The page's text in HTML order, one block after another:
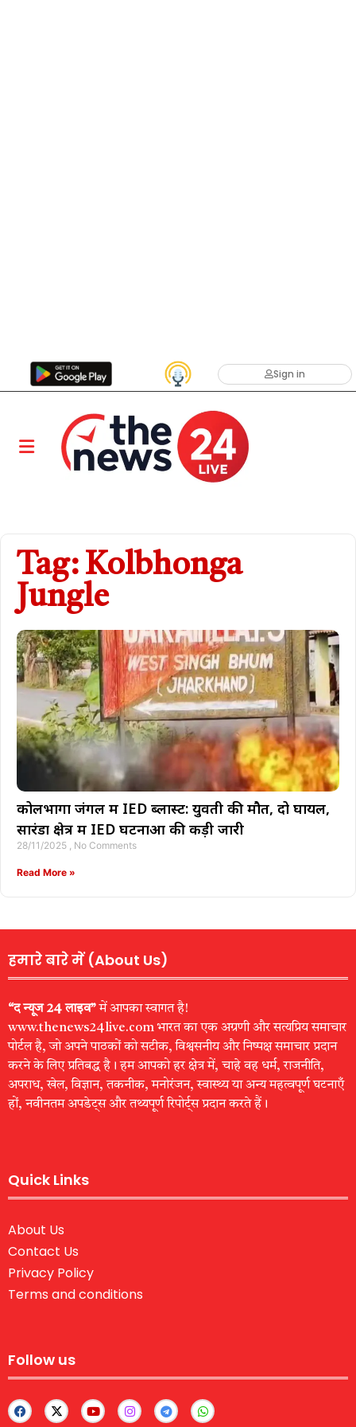
Sign in
Tag: Kolbhonga
Jungle
कोलभोंगा जंगल में IED ब्लास्ट: युवती की मौत, दो घायल,
सारंडा क्षेत्र में IED घटनाओं की कड़ी जारी
28/11/2025 No Comments
Read More »
हमारे बारे में (About Us)
“द न्यूज 24 लाइव”में आपका स्वागत है!
www.thenews24live.com भारत का एक अग्रणी और सत्यप्रिय समाचार
पोर्टल है, जो अपने पाठकों को सटीक, विश्वसनीय और निष्पक्ष समाचार प्रदान
करने के लिए प्रतिबद्ध है। हम आपको हर क्षेत्र में, चाहे वह धर्म, राजनीति,
अपराध, खेल, विज्ञान, तकनीक, मनोरंजन, स्वास्थ्य या अन्य महत्वपूर्ण घटनाएँ
हों, नवीनतम अपडेट्स और तथ्यपूर्ण रिपोर्ट्स प्रदान करते हैं।
Quick Links
About Us
Contact Us
Privacy Policy
Terms and conditions
Follow us